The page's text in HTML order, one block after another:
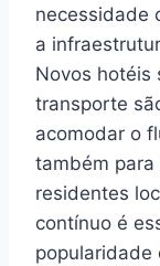
necessidade
a
Novos hotéis
transporte
acomodar o
também
residentes
contínuo é
popularidade